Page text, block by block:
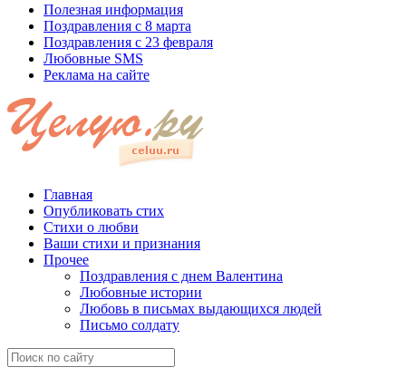
Полезная информация
Поздравления с 8 марта
Поздравления с 23 февраля
Любовные SMS
Реклама на сайте
Главная
Опубликовать стих
Стихи о любви
Ваши стихи и признания
Прочее
Поздравления с днем Валентина
Любовные истории
Любовь в письмах выдающихся людей
Письмо солдату